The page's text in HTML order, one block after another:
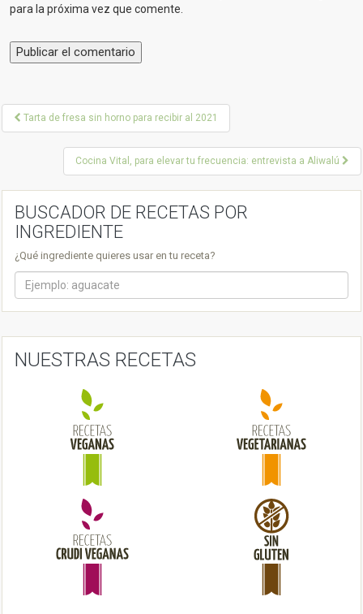
para la próxima vez que comente.
P
t
i
g
Tarta de fresa sin horno para recibir al 2021
Cocina Vital, para elevar tu frecuencia: entrevista a Aliwalú
BUSCADOR DE RECETAS POR
INGREDIENTE
¿Qué ingrediente quieres usar en tu receta?
NUESTRAS RECETAS